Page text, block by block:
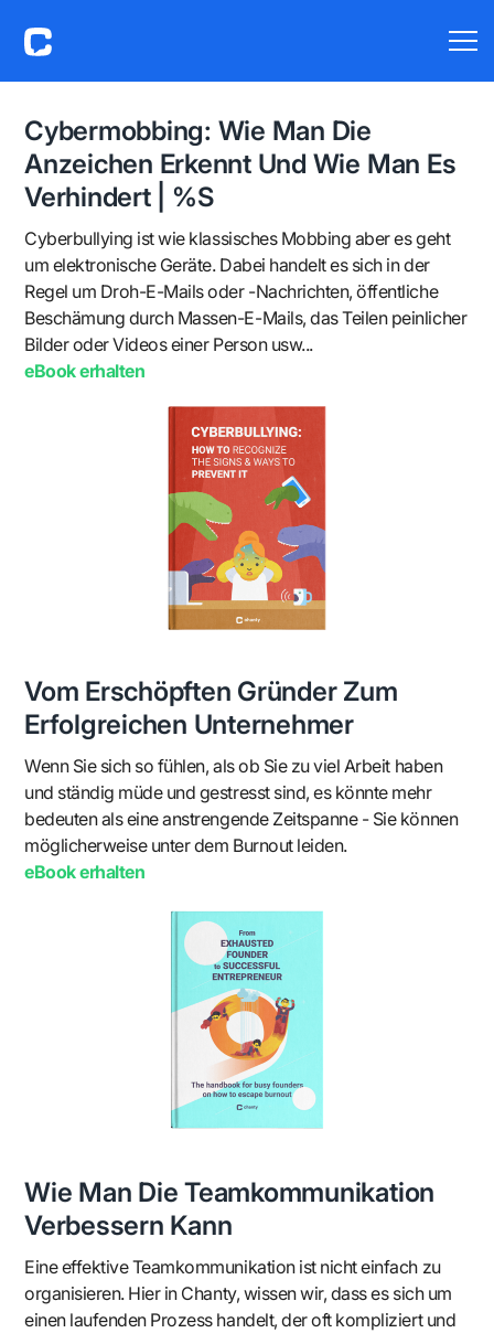
Cybermobbing: Wie Man Die
Anzeichen Erkennt Und Wie Man Es
Verhindert | %S
Cyberbullying ist wie klassisches Mobbing aber es geht
um elektronische Geräte. Dabei handelt es sich in der
Regel um Droh-E-Mails oder -Nachrichten, öffentliche
Beschämung durch Massen-E-Mails, das Teilen peinlicher
Bilder oder Videos einer Person usw...
eBook erhalten
Vom Erschöpften Gründer Zum
Erfolgreichen Unternehmer
Wenn Sie sich so fühlen, als ob Sie zu viel Arbeit haben
und ständig müde und gestresst sind, es könnte mehr
bedeuten als eine anstrengende Zeitspanne - Sie können
möglicherweise unter dem Burnout leiden.
eBook erhalten
Wie Man Die Teamkommunikation
Verbessern Kann
Eine effektive Teamkommunikation ist nicht einfach zu
organisieren. Hier in Chanty, wissen wir, dass es sich um
einen laufenden Prozess handelt, der oft kompliziert und